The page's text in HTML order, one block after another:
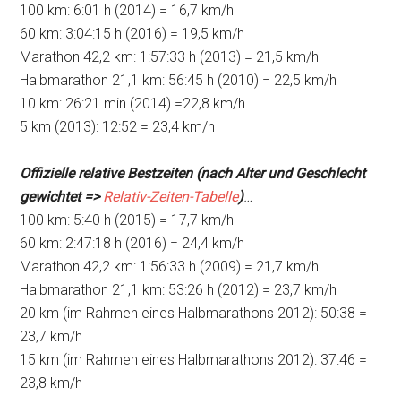
100 km: 6:01 h (2014) = 16,7 km/h
60 km: 3:04:15 h (2016) = 19,5 km/h
Marathon 42,2 km: 1:57:33 h (2013) = 21,5 km/h
Halbmarathon 21,1 km: 56:45 h (2010) = 22,5 km/h
10 km: 26:21 min (2014) =22,8 km/h
5 km (2013): 12:52 = 23,4 km/h
Offizielle relative Bestzeiten (nach Alter und Geschlecht
gewichtet =>Relativ-Zeiten-Tabelle)…
100 km: 5:40 h (2015) = 17,7 km/h
60 km: 2:47:18 h (2016) = 24,4 km/h
Marathon 42,2 km: 1:56:33 h (2009) = 21,7 km/h
Halbmarathon 21,1 km: 53:26 h (2012) = 23,7 km/h
20 km (im Rahmen eines Halbmarathons 2012): 50:38 =
23,7 km/h
15 km (im Rahmen eines Halbmarathons 2012): 37:46 =
23,8 km/h